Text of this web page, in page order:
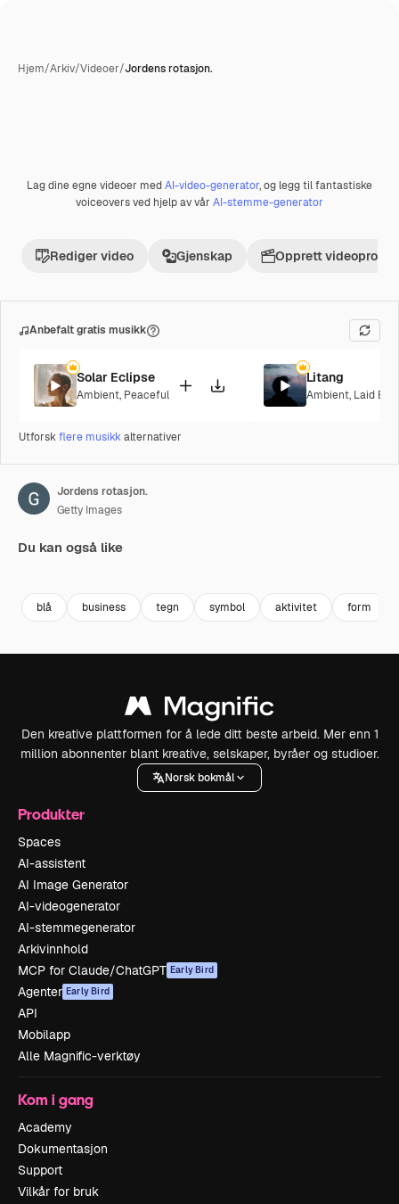
Hjem/Arkiv/Videoer/Jordens rotasjon.
Premium
Lag dine egne videoer medAI-video-generator, og legg til fantastiske
voiceovers ved hjelp av vår AI-stemme-generator
Rediger video Gjenskap Opprett
Anbefalt gratis musikk
Solar Eclipse
Ambient, Peaceful
Litang
Ambient, Laid
Utforskflere musikkalternativer
Jordens rotasjon.
Getty Images
Du kan også like
blå business tegn symbol aktivitet form
Den kreative plattformen for å lede ditt beste arbeid. Mer enn 1
million abonnenter blant kreative, selskaper, byråer og studioer.
Norsk bokmål
Produkter
Spaces
AI-assistent
AI Image Generator
AI-videogenerator
AI-stemmegenerator
Arkivinnhold
MCP for Claude/ChatGPT Early Bird
Agenter Early Bird
API
Mobilapp
Alle Magnific-verktøy
Kom i gang
Academy
Dokumentasjon
Support
Vilkår for bruk